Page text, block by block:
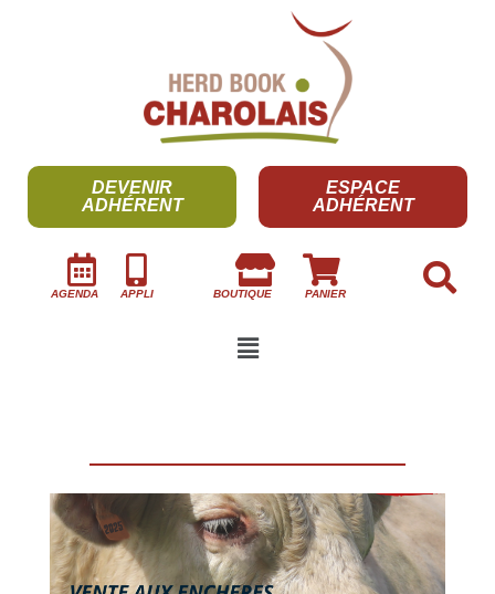
DEVENIR
ADHÉRENT
ESPACE
ADHÉRENT
AGENDA APPLI BOUTIQUE PANIER